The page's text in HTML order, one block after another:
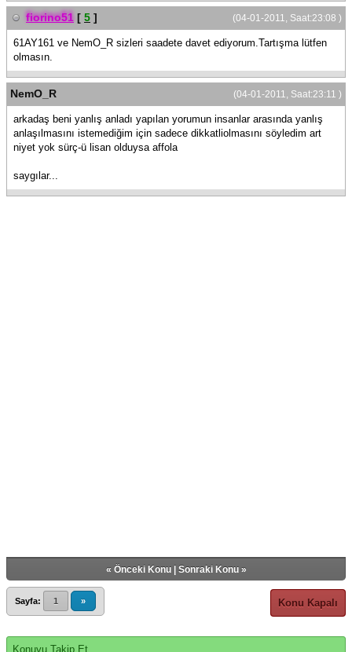
(04-01-2011, Saat:23:08 )
fiorino51 [ 5 ]
61AY161 ve NemO_R sizleri saadete davet ediyorum.Tartışma lütfen
olmasın.
(04-01-2011, Saat:23:11 )
NemO_R
arkadaş beni yanlış anladı yapılan yorumun insanlar arasında yanlış
anlaşılmasını istemediğim için sadece dikkatliolmasını söyledim art
niyet yok sürç-ü lisan olduysa affola
saygılar...
« Önceki Konu| Sonraki Konu»
Sayfa: 1 » Konu Kapalı
Konuyu Takip Et